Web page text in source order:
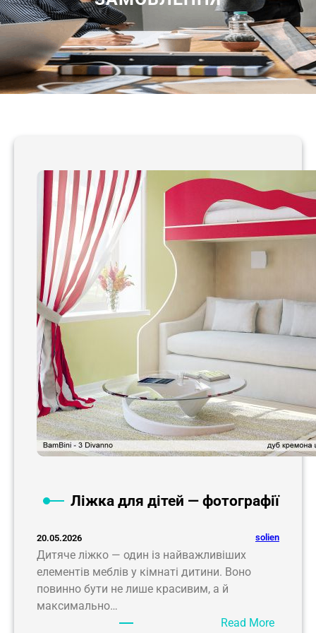
Ліжка для дітей — фотографії
20.05.2026 solien
Дитяче ліжко — один із найважливіших
елементів меблів у кімнаті дитини. Воно
повинно бути не лише красивим, а й
максимально…
Read More: